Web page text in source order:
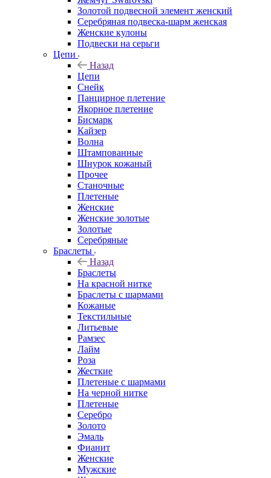
Золотой подвесной элемент женcкий
Серебряная подвеска-шарм женская
Женские кулоны
Подвески на серьги
Цепи
Назад
Цепи
Снейк
Панцирное плетение
Якорное плетение
Бисмарк
Кайзер
Волна
Штампованные
Шнурок кожаный
Прочее
Станочные
Плетеные
Женские
Женские золотые
Золотые
Серебряные
Браслеты
Назад
Браслеты
На красной нитке
Браслеты с шармами
Кожаные
Текстильные
Литьевые
Рамзес
Лайм
Роза
Жесткие
Плетеные с шармами
На черной нитке
Плетеные
Серебро
Золото
Эмаль
Фианит
Женские
Мужские